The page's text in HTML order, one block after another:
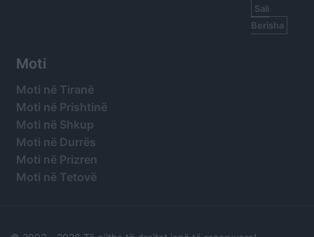
Sali
Berisha
Moti
Moti në Tiranë
Moti në Prishtinë
Moti në Shkup
Moti në Durrës
Moti në Prizren
Moti në Tetovë